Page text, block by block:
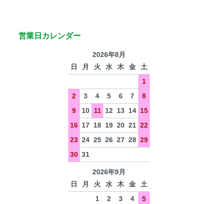
営業日カレンダー
2026年8月
日
月 火 水 木 金
土
1
2
3 4 5 6 7
8
9
10 11 12 13 14 15
16 17 18 19 20 21 22
23 24 25 26 27 28 29
30 31
2026年9月
日
月 火 水 木 金
土
1
2 3 4 5